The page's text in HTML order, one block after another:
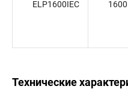
ELP1600IEC
Технические